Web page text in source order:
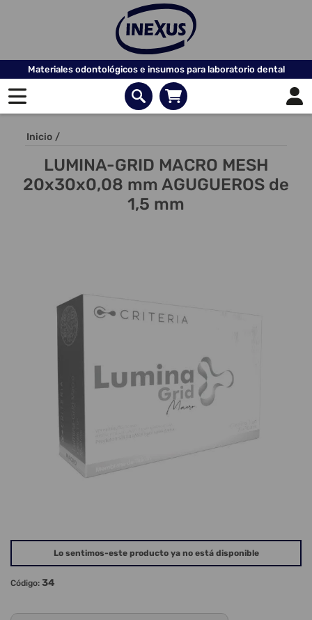
Materiales odontológicos e insumos para laboratorio dental
Inicio /
LUMINA-GRID MACRO MESH
20x30x0,08 mm AGUGUEROS de
1,5 mm
Lo sentimos-este producto ya no está disponible
Código: 34